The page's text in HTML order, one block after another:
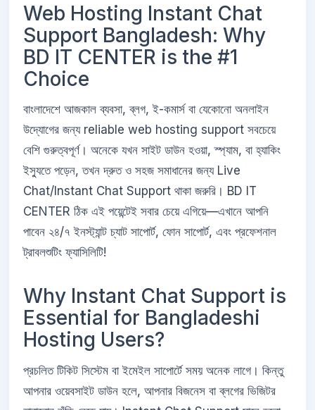
Web Hosting Instant Chat
Support Bangladesh: Why
BD IT CENTER is the #1
Choice
বাংলাদেশে আজকাল ব্যবসা, ব্লগ, ই-কমার্স বা যেকোনো অনলাইন
উদ্যোগের জন্য reliable web hosting support সবচেয়ে
বেশি গুরুত্বপূর্ণ। অনেকে যখন সাইট ডাউন হওয়া, স্প্যাম, বা হ্যাকিং
ইস্যুতে পড়েন, তখন দ্রুত ও সহজ সমাধানের জন্য Live
Chat/Instant Chat Support থাকা জরুরি। BD IT
CENTER ঠিক এই পয়েন্টেই সবার চেয়ে এগিয়ে—এখানে আপনি
পাবেন ২৪/৭ ইনস্ট্যান্ট চ্যাট সাপোর্ট, ফোন সাপোর্ট, এবং প্রফেশনাল
ট্রাবলশুটিং ফ্যাসিলিটি!
Why Instant Chat Support is
Essential for Bangladeshi
Hosting Users?
প্রচলিত টিকিট সিস্টেম বা ইমেইল সাপোর্টে সময় অনেক লাগে। কিন্তু
আপনার ওয়েবসাইট ডাউন হলে, আপনার বিজনেস বা ব্লগের ভিজিটর